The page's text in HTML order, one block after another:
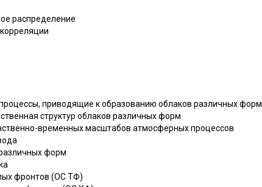
распределение
приводящие к образованию облаков различных форм
структур облаков различных форм
временных масштабов атмосферных процессов
форм
фронтов (ОС ТФ)